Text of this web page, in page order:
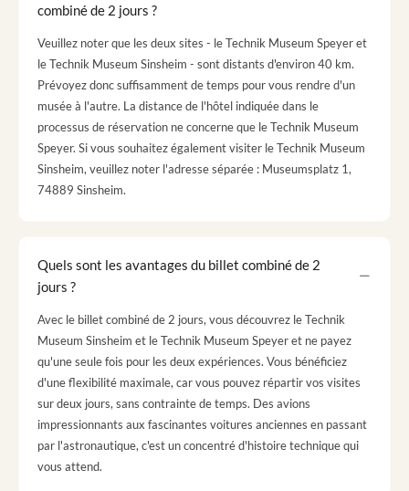
combiné de 2 jours ?
Veuillez noter que les deux sites - le Technik Museum Speyer et
le Technik Museum Sinsheim - sont distants d'environ 40 km.
Prévoyez donc suffisamment de temps pour vous rendre d'un
musée à l'autre. La distance de l'hôtel indiquée dans le
processus de réservation ne concerne que le Technik Museum
Speyer. Si vous souhaitez également visiter le Technik Museum
Sinsheim, veuillez noter l'adresse séparée : Museumsplatz 1,
74889 Sinsheim.
Quels sont les avantages du billet combiné de 2
jours ?
Avec le billet combiné de 2 jours, vous découvrez le Technik
Museum Sinsheim et le Technik Museum Speyer et ne payez
qu'une seule fois pour les deux expériences. Vous bénéficiez
d'une flexibilité maximale, car vous pouvez répartir vos visites
sur deux jours, sans contrainte de temps. Des avions
impressionnants aux fascinantes voitures anciennes en passant
par l'astronautique, c'est un concentré d'histoire technique qui
vous attend.